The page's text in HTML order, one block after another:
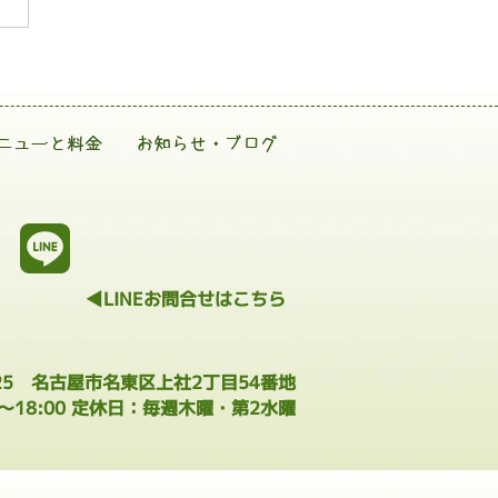
ューと料金 お知らせ・ブログ
◀LINEお問合せはこちら
名古屋市名東区上社2丁目54番地
18:00 定休日：毎週木曜・第2水曜